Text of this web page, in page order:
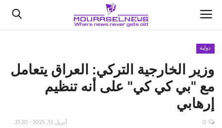
الأخبار
كتّابنا
السعودية
دولية
وزير الخارجية التركي: العراق يتعامل
مع "بي كي كي" على أنه تنظيم
إرهابي
أبريل 13, 2025 - 21:20 0